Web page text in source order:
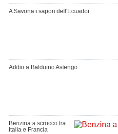
A Savona i sapori dell'Ecuador
Addio a Balduino Astengo
Benzina a scrocco tra
Italia e Francia